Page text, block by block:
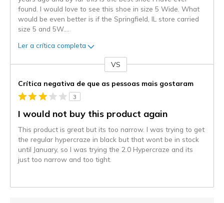
found. I would love to see this shoe in size 5 Wide. What
would be even better is if the Springfield, IL store carried
size 5 and 5W.
Ler a crítica completa
VS
Crítica negativa de que as pessoas mais gostaram
3
I would not buy this product again
This product is great but its too narrow. I was trying to get
the regular hypercraze in black but that wont be in stock
until January, so I was trying the 2.0 Hypercraze and its
just too narrow and too tight.